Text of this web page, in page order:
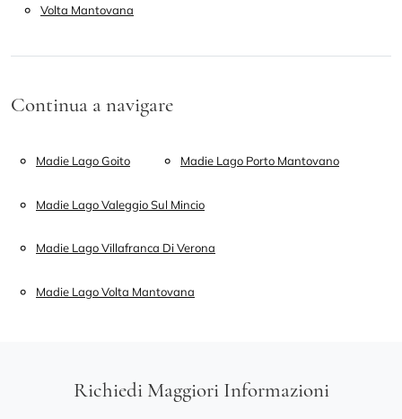
Volta Mantovana
Continua a navigare
Madie Lago Goito Madie Lago Porto Mantovano
Madie Lago Valeggio Sul Mincio
Madie Lago Villafranca Di Verona
Madie Lago Volta Mantovana
Richiedi Maggiori Informazioni